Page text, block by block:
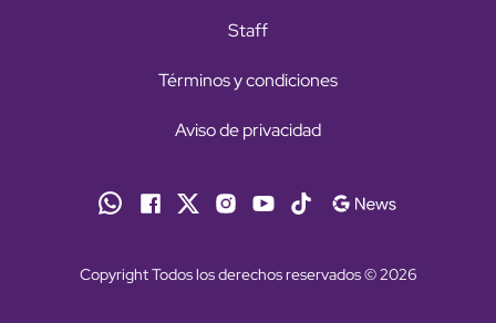
Staff
Términos y condiciones
Aviso de privacidad
Copyright Todos los derechos reservados © 2026